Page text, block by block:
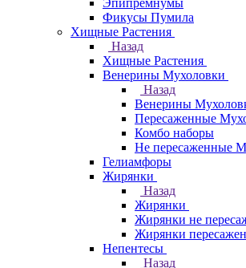
Эпипремнумы
Фикусы Пумила
Хищные Растения
Назад
Хищные Растения
Венерины Мухоловки
Назад
Венерины
Пересаженные
Комбо наборы
Не пересаженные
Гелиамфоры
Жирянки
Назад
Жирянки
Жирянки не
Жирянки
Непентесы
Назад